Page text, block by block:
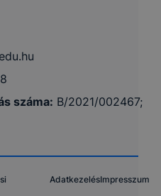
száma: B/2021/002467;
AdatkezelésImpresszum